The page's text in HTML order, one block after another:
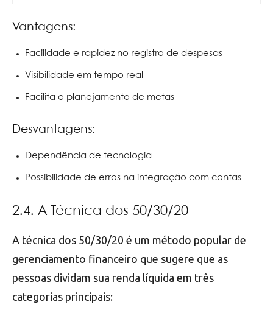
Vantagens:
Facilidade e rapidez no registro de despesas
Visibilidade em tempo real
Facilita o planejamento de metas
Desvantagens:
Dependência de tecnologia
Possibilidade de erros na integração com contas
2.4. A Técnica dos 50/30/20
A técnica dos 50/30/20 é um método popular de
gerenciamento financeiro que sugere que as
pessoas dividam sua renda líquida em três
categorias principais: